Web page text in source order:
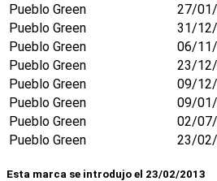
Pueblo Green
27/
Pueblo Green
31/
Pueblo Green
06/
Pueblo Green
23/
Pueblo Green
09/
Pueblo Green
09/
Pueblo Green
02/
Pueblo Green
23/
Esta marca se introdujo el 23/02/2013